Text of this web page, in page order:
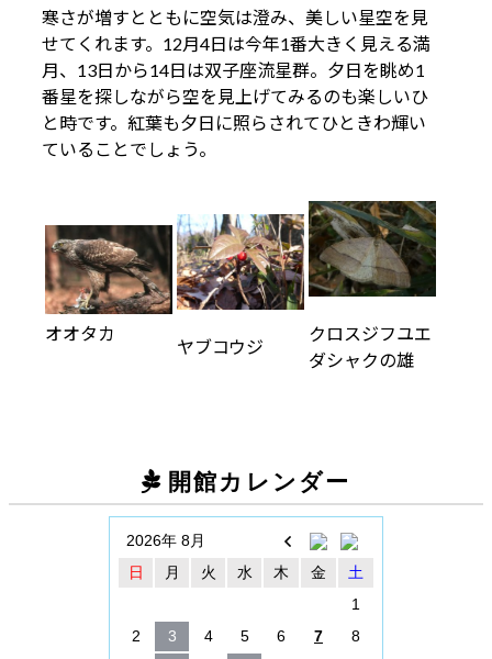
寒さが増すとともに空気は澄み、美しい星空を見
せてくれます。12月4日は今年1番大きく見える満
月、13日から14日は双子座流星群。夕日を眺め1
番星を探しながら空を見上げてみるのも楽しいひ
と時です。紅葉も夕日に照らされてひときわ輝い
ていることでしょう。
オオタカ
ヤブコウジ
クロスジフユエ
ダシャクの雄
開館カレンダー
2026年 8月
日
月 火 水 木 金
土
1
2
3 4 5 6 7
8